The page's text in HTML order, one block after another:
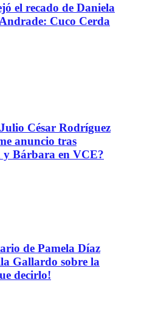
el recado de Daniela
Cuco Cerda
César Rodríguez
anuncio tras
y Bárbara en VCE?
de Pamela Díaz
Gallardo sobre la
decirlo!